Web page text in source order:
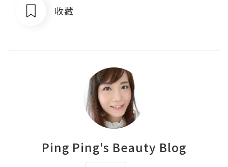
收藏
Ping Ping's Beauty Blog